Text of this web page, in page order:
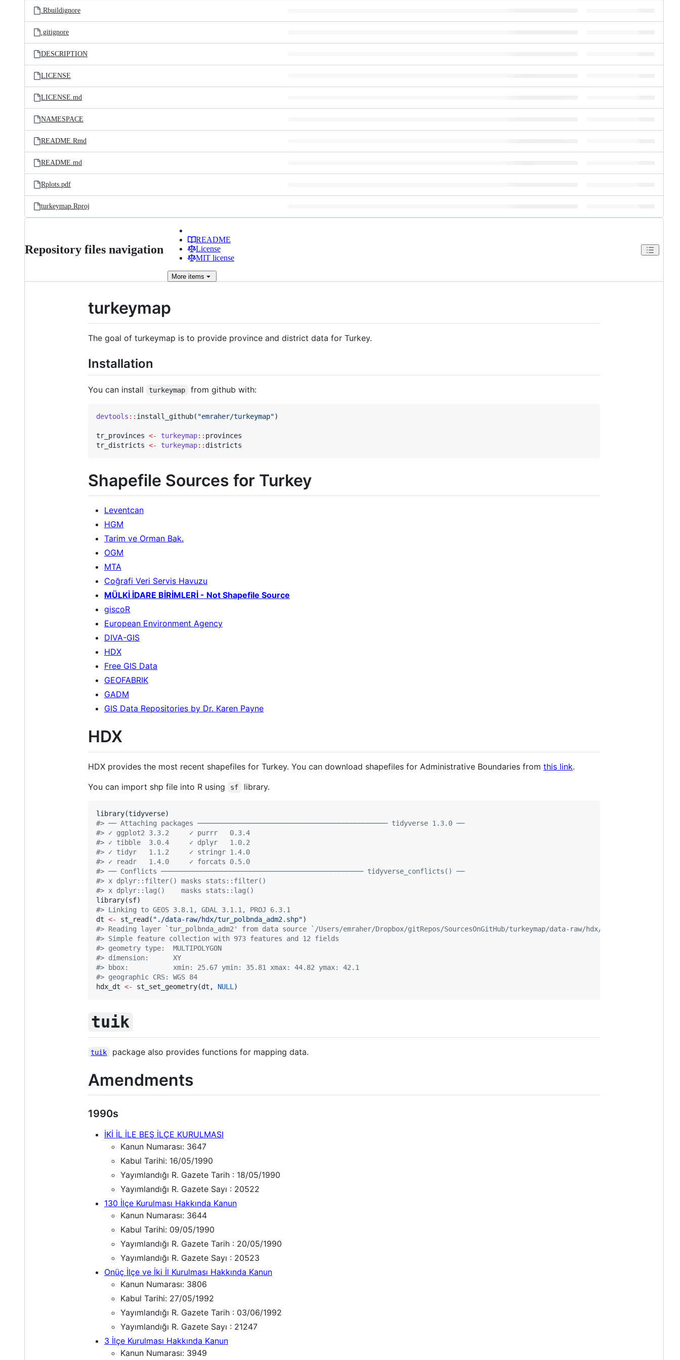
.Rbuildignore
.gitignore
DESCRIPTION
LICENSE
LICENSE.md
NAMESPACE
README.Rmd
README.md
Rplots.pdf
turkeymap.Rproj
Repository files navigation
README
License
MIT license
More items
turkeymap
The goal of turkeymap is to provide province and district data for Turkey.
Installation
You can install turkeymap from github with:
devtools :: install_github( "emraher/turkeymap")
tr_provinces <- turkeymap:: provinces
tr_districts <- turkeymap:: districts
Shapefile Sources for Turkey
Leventcan
HGM
Tarim ve Orman Bak.
OGM
MTA
Coğrafi Veri Servis Havuzu
MÜLKİ İDARE BİRİMLERİ - Not Shapefile Source
giscoR
European Environment Agency
DIVA-GIS
HDX
Free GIS Data
GEOFABRIK
GADM
GIS Data Repositories by Dr. Karen Payne
HDX
HDX provides the most recent shapefiles for Turkey. You can download shapefiles for Administrative Boundaries from this link.
You can import shp file into R using
sf library.
library(tidyverse
#> ── Attaching packages ─────────────────────────────────────────────── tidyverse 1.3.0 ──
#> ✓ ggplot2 3.3.2     ✓ purrr   0.3.4
#> ✓ tibble  3.0.4     ✓ dplyr   1.0.2
#> ✓ tidyr   1.1.2     ✓ stringr 1.4.0
#> ✓ readr   1.4.0     ✓ forcats 0.5.0
#> ── Conflicts ────────────────────────────────────────────────── tidyverse_conflicts() ──
#> x dplyr::filter() masks stats::filter()
#> x dplyr::lag()    masks stats::lag()
library(sf
#> Linking to GEOS 3.8.1, GDAL 3.1.1, PROJ 6.3.1
dt <- st_read( " ./data-raw/hdx/tur_polbnda_adm2.shp"
#> Reading layer `tur_polbnda_adm2' from data source `/Users/emraher/Dropbox/gitRepos/SourcesOnGitHub/turkeymap/data-raw/hdx/
#> Simple feature collection with 973 features and 12 fields
#> geometry type:  MULTIPOLYGON
#> dimension:      XY
#> bbox:           xmin: 25.67 ymin: 35.81 xmax: 44.82 ymax: 42.1
#> geographic CRS: WGS 84
hdx_dt <- st_set_geometry(dt , NULL )
tuik
tuik package also provides functions for mapping data.
Amendments
1990s
İKİ İL İLE BEŞ İLÇE KURULMASI
Kanun Numarası: 3647
Kabul Tarihi: 16/05/1990
Yayımlandığı R. Gazete Tarih : 18/05/1990
Yayımlandığı R. Gazete Sayı : 20522
130 İlçe Kurulması Hakkında Kanun
Kanun Numarası: 3644
Kabul Tarihi: 09/05/1990
Yayımlandığı R. Gazete Tarih : 20/05/1990
Yayımlandığı R. Gazete Sayı : 20523
Onüç İlçe ve İki İl Kurulması Hakkında Kanun
Kanun Numarası: 3806
Kabul Tarihi: 27/05/1992
Yayımlandığı R. Gazete Tarih : 03/06/1992
Yayımlandığı R. Gazete Sayı : 21247
3 İlçe Kurulması Hakkında Kanun
Kanun Numarası: 3949